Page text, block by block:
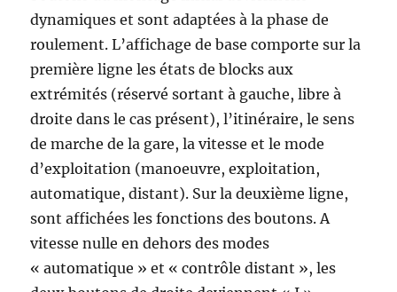
dynamiques et sont adaptées à la phase de
roulement. L’affichage de base comporte sur la
première ligne les états de blocks aux
extrémités (réservé sortant à gauche, libre à
droite dans le cas présent), l’itinéraire, le sens
de marche de la gare, la vitesse et le mode
d’exploitation (manoeuvre, exploitation,
automatique, distant). Sur la deuxième ligne,
sont affichées les fonctions des boutons. A
vitesse nulle en dehors des modes
« automatique » et « contrôle distant », les